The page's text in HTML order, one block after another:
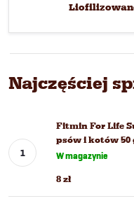
Najczęściej
Fitmin For Life
psów i kotów 50
W magazynie
8 zł